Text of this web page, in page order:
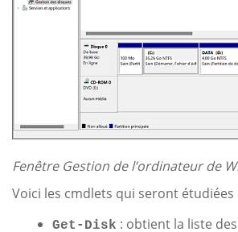
Fenêtre Gestion de l’ordinateur de
Voici les cmdlets qui seront étudiées
Get-Disk : obtient la liste